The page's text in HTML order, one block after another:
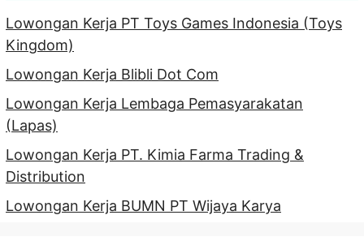
Lowongan Kerja PT Toys Games Indonesia (Toys
Kingdom)
Lowongan Kerja Blibli Dot Com
Lowongan Kerja Lembaga Pemasyarakatan
(Lapas)
Lowongan Kerja PT. Kimia Farma Trading &
Distribution
Lowongan Kerja BUMN PT Wijaya Karya